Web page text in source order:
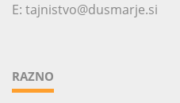
E: tajnistvo@dusmarje.si
RAZNO